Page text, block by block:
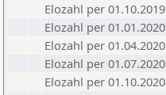
Elozahl per 01.10.2019
Elozahl per 01.01.2020
Elozahl per 01.04.2020
Elozahl per 01.07.2020
Elozahl per 01.10.2020